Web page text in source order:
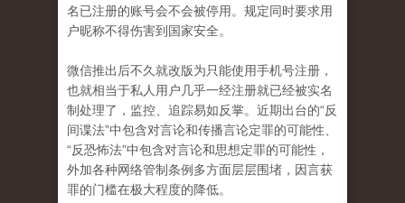
名已注册的账号会不会被停用。规定同时要求用
户昵称不得伤害到国家安全。
微信推出后不久就改版为只能使用手机号注册，
也就相当于私人用户几乎一经注册就已经被实名
制处理了，监控、追踪易如反掌。近期出台的“反
间谍法”中包含对言论和传播言论定罪的可能性、
“反恐怖法”中包含对言论和思想定罪的可能性，
外加各种网络管制条例多方面层层围堵，因言获
罪的门槛在极大程度的降低。